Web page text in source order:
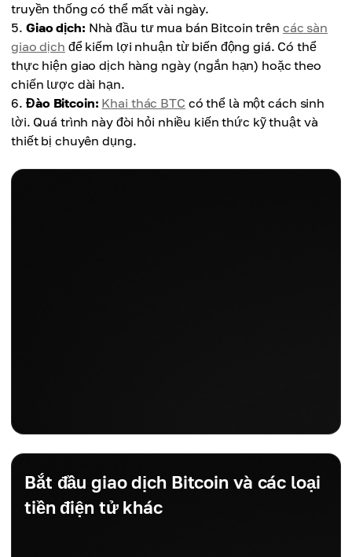
truyền thống có thể mất vài ngày.
Giao dịch: Nhà đầu tư mua bán Bitcoin trên các sàn
giao dịch để kiếm lợi nhuận từ biến động giá. Có thể
thực hiện giao dịch hàng ngày (ngắn hạn) hoặc theo
chiến lược dài hạn.
Đào Bitcoin: Khai thác BTC có thể là một cách sinh
lời. Quá trình này đòi hỏi nhiều kiến thức kỹ thuật và
thiết bị chuyên dụng.
Bắt đầu giao dịch Bitcoin và các loại
tiền điện tử khác